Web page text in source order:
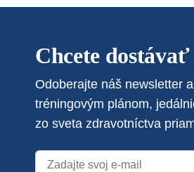
Chcete
Odoberajte náš newsletter
tréningovým plánom,
zo sveta zdravotníctva